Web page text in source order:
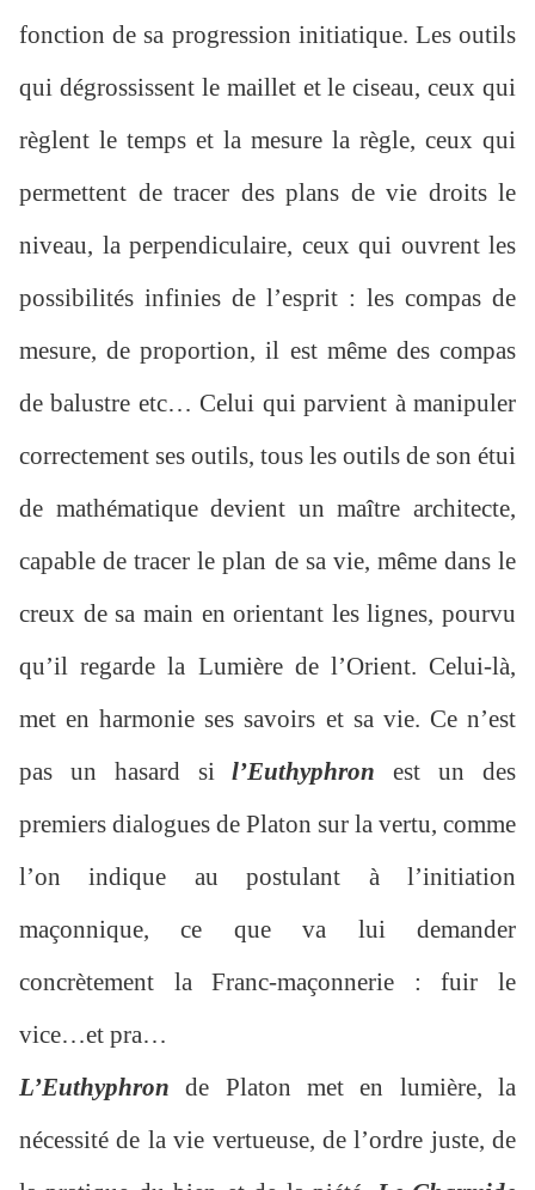
fonction de sa progression initiatique. Les outils
qui dégrossissent le maillet et le ciseau, ceux qui
règlent le temps et la mesure la règle, ceux qui
permettent de tracer des plans de vie droits le
niveau, la perpendiculaire, ceux qui ouvrent les
possibilités infinies de l’esprit : les compas de
mesure, de proportion, il est même des compas
de balustre etc… Celui qui parvient à manipuler
correctement ses outils, tous les outils de son étui
de mathématique devient un maître architecte,
capable de tracer le plan de sa vie, même dans le
creux de sa main en orientant les lignes, pourvu
qu’il regarde la Lumière de l’Orient. Celui-là,
met en harmonie ses savoirs et sa vie. Ce n’est
pas un hasard sil’Euthyphron est un des
premiers dialogues de Platon sur la vertu, comme
l’on indique au postulant à l’initiation
maçonnique, ce que va lui demander
concrètement la Franc-maçonnerie : fuir le
vice…et pra…
L’Euthyphronde Platon met en lumière, la
nécessité de la vie vertueuse, de l’ordre juste, de